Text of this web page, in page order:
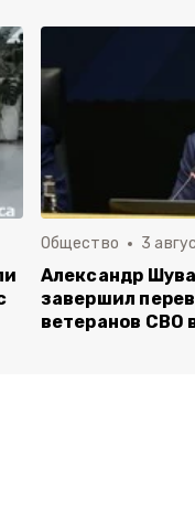
Общество 3
Александр
завершил
ветеранов СВО